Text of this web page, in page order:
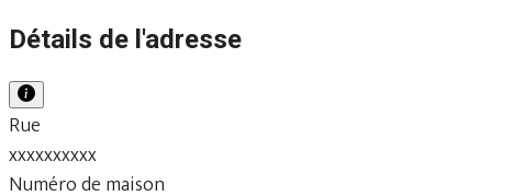
Détails de l'adresse
Rue
xxxxxxxxxx
Numéro de maison